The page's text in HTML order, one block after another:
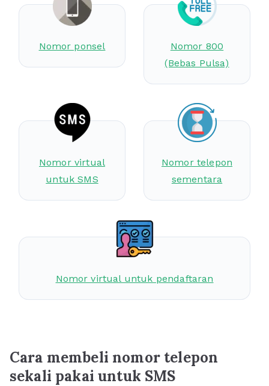
Nomor ponsel
Nomor 800
(Bebas Pulsa)
Nomor virtual
untuk SMS
Nomor telepon
sementara
Nomor virtual untuk pendaftaran
Cara membeli nomor telepon
sekali pakai untuk SMS